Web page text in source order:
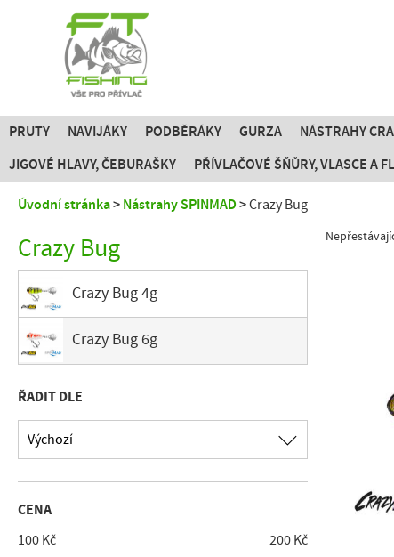
PRUTY NAVIJÁKY PODBĚRÁKY GURZA NÁSTRAHY
JIGOVÉ HLAVY, ČEBURAŠKY PŘÍVLAČOVÉ ŠŇŮRY, VLASCE A
Úvodní stránka Nástrahy SPINMAD Crazy Bug
Crazy Bug
Crazy Bug 4g
Crazy Bug 6g
ŘADIT DLE
Výchozí
CENA
100 Kč
200 Kč